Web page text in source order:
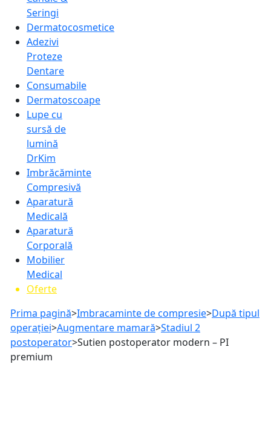
Seringi
Dermatocosmetice
Adezivi
Proteze
Dentare
Consumabile
Dermatoscoape
Lupe cu
sursă de
lumină
DrKim
Imbrăcăminte
Compresivă
Aparatură
Medicală
Aparatură
Corporală
Mobilier
Medical
Oferte
Prima pagină>Imbracaminte de compresie>După tipul
operației>Augmentare mamară>Stadiul 2
postoperator>Sutien postoperator modern – PI
premium